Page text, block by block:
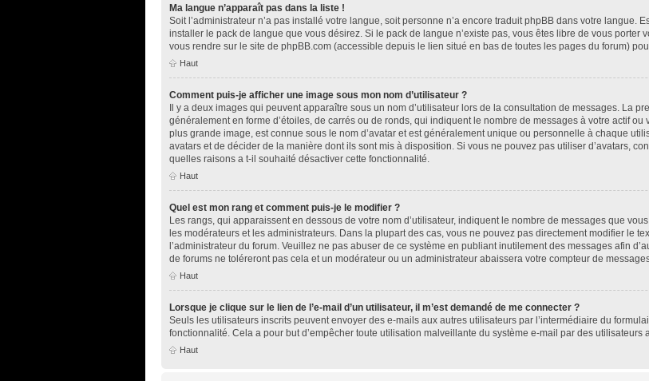
Ma langue n’apparaît pas dans la liste !
Soit l’administrateur n’a pas installé votre langue, soit personne n’a encore traduit phpBB dans votre langue.
installer le pack de langue que vous désirez. Si le pack de langue n’existe pas, vous êtes libre de vous
vous rendre sur le site de phpBB.com (accessible depuis le lien situé en bas de toutes les pages du forum)
Haut
Comment puis-je afficher une image sous mon nom d’utilisateur ?
Il y a deux images qui peuvent apparaître sous un nom d’utilisateur lors de la consultation de messages. La
généralement en forme d’étoiles, de carrés ou de ronds, qui indiquent le nombre de messages à votre actif
plus grande image, est connue sous le nom d’avatar et est généralement unique ou personnelle à chaque
avatars et de décider de la manière dont ils sont mis à disposition. Si vous ne pouvez pas utiliser d’avatars,
quelles raisons a t-il souhaité désactiver cette fonctionnalité.
Haut
Quel est mon rang et comment puis-je le modifier ?
Les rangs, qui apparaissent en dessous de votre nom d’utilisateur, indiquent le nombre de messages que
les modérateurs et les administrateurs. Dans la plupart des cas, vous ne pouvez pas directement modifier le
l’administrateur du forum. Veuillez ne pas abuser de ce système en publiant inutilement des messages afin
de forums ne toléreront pas cela et un modérateur ou un administrateur abaissera votre compteur de
Haut
Lorsque je clique sur le lien de l’e-mail d’un utilisateur, il m’est demandé de me connecter ?
Seuls les utilisateurs inscrits peuvent envoyer des e-mails aux autres utilisateurs par l’intermédiaire du
fonctionnalité. Cela a pour but d’empêcher toute utilisation malveillante du système e-mail par des utilisateurs
Haut